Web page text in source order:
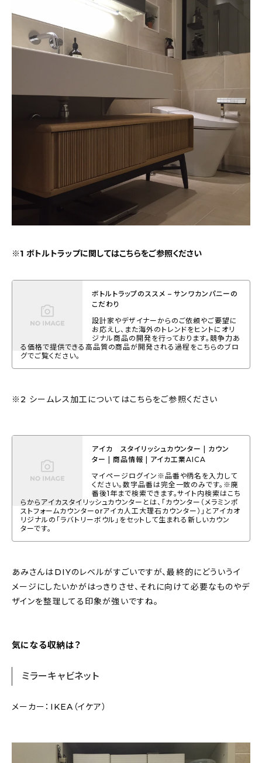
※1 ボトルトラップに関してはこちらをご参照ください
ボトルトラップのススメ – サンワカンパニーの
こだわり
設計家やデザイナーからのご依頼やご要望に
お応えし、また海外のトレンドをヒントにオリ
ジナル商品の開発を行っております。競争力あ
る価格で提供できる高品質の商品が開発される過程をこちらのブロ
グでご覧ください。
※2 シームレス加工についてはこちらをご参照ください
アイカ スタイリッシュカウンター | カウン
ター | 商品情報 | アイカ工業AICA
マイページログイン※品番や柄名を入力して
ください。数字品番は完全一致のみです。※廃
番後1年まで検索できます。サイト内検索はこち
らからアイカスタイリッシュカウンターとは、「カウンター（メラミンポ
ストフォームカウンターorアイカ人工大理石カウンター）」とアイカオ
リジナルの「ラバトリーボウル」をセットして生まれる新しいカウン
ターです。
あみさんはDIYのレベルがすごいですが、最終的にどういうイ
メージにしたいかがはっきりさせ、それに向けて必要なものやデ
ザインを整理してる印象が強いですね。
気になる収納は？
ミラーキャビネット
メーカー：IKEA（イケア）